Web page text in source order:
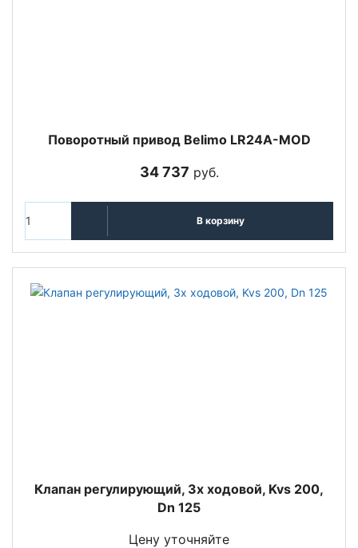
Поворотный привод Belimo LR24A-MOD
34 737 руб.
В корзину
Клапан регулирующий, 3х ходовой, Kvs 200,
Dn 125
Цену уточняйте